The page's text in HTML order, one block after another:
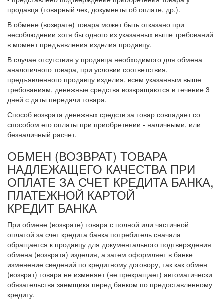
продавца (товарный чек, документы об оплате, др.).
В обмене (возврате) товара может быть отказано при
несоблюдении хотя бы одного из указанных выше требований
в момент предъявления изделия продавцу.
В случае отсутствия у продавца необходимого для обмена
аналогичного товара, при условии соответствия,
предъявленного продавцу изделия, всем указанным выше
требованиям, денежные средства возвращаются в течение 3
дней с даты передачи товара.
Способ возврата денежных средств за товар совпадает со
способом его оплаты при приобретении - наличными, или
безналичный расчет.
ОБМЕН (ВОЗВРАТ) ТОВАРА
НАДЛЕЖАЩЕГО КАЧЕСТВА ПРИ
ОПЛАТЕ ЗА СЧЕТ КРЕДИТА БАНКА,
ПЛАТЕЖНОЙ КАРТОЙ
КРЕДИТ БАНКА
При обмене (возврате) товара с полной или частичной
оплатой за счет кредита банка потребитель сначала
обращается к продавцу для документального подтверждения
обмена (возврата) изделия, а затем оформляет в банке
изменение сведений по кредитному договору, так как обмен
(возврат) товара не изменяет (не прекращает) автоматически
обязательства заемщика перед банком по предоставленному
кредиту.